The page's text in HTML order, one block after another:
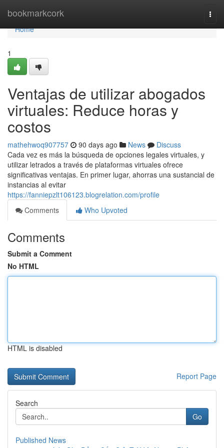
bookmarkcork
Home
Home
1
Ventajas de utilizar abogados
virtuales: Reduce horas y
costos
mathehwoq907757 90 days ago News
Discuss
Cada vez es más la búsqueda de opciones legales virtuales, y
utilizar letrados a través de plataformas virtuales ofrece
significativas ventajas. En primer lugar, ahorras una sustancial de
instancias al evitar
https://fanniepzlt106123.blogrelation.com/profile
Comments
Who Upvoted
Comments
Submit a Comment
No HTML
HTML is disabled
Report Page
Search
Go
Published News